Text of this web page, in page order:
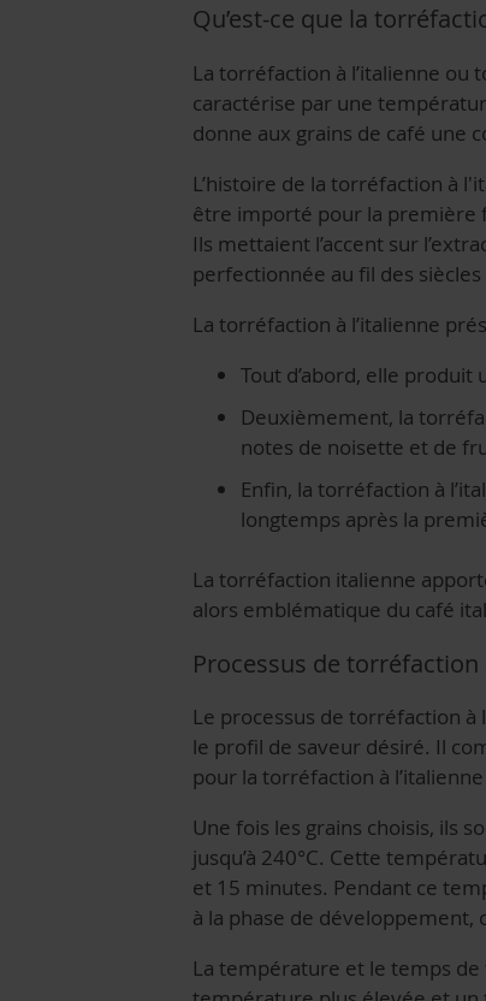
Qu’est-ce que la
La torréfaction à l’italienne
caractérise par une
donne aux grains de café une
L’histoire de la torréfaction à
être importé pour la première
Ils mettaient l’accent sur
perfectionnée au fil des
La torréfaction à l’italienne
Tout d’abord, elle produit
Deuxièmement, la
notes de noisette et de
Enfin, la torréfaction à
longtemps après la
La torréfaction italienne
alors emblématique du café
Processus de torréfaction
Le processus de torréfaction
le profil de saveur désiré. Il
pour la torréfaction à
Une fois les grains choisis, ils
jusqu’à 240°C. Cette
et 15 minutes. Pendant ce
à la phase de développement,
La température et le temps